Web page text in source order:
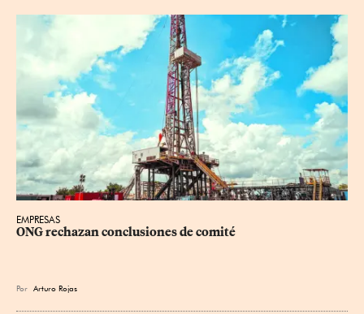
EMPRESAS
ONG rechazan conclusiones de comité
Por Arturo Rojas